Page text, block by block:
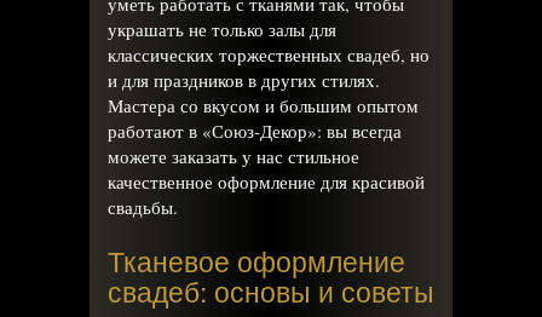
украшать не только залы для
классических торжественных свадеб, но
и для праздников в других стилях.
Мастера со вкусом и большим опытом
работают в «Союз-Декор»: вы всегда
можете заказать у нас стильное
качественное оформление для красивой
свадьбы.
Тканевое оформление
свадеб: основы и советы